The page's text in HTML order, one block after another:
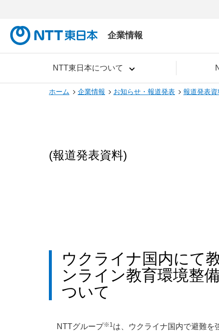
企業情報
NTT東日本について
ホーム 企業情報 お知らせ・報道発表 報道発表資
(報道発表資料)
ウクライナ国内にて
ンライン教育環境整
ついて
NTTグループ※1は、ウクライナ国内で避難を